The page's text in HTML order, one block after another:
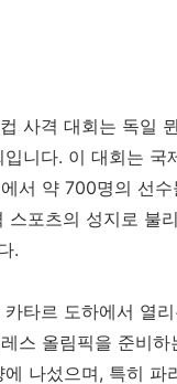
사격 대회는 독일
니다. 이 대회는
서 약 700명의 선
스포츠의 성지로 불
.
타르 도하에서 열
스 올림픽을 준비
나섰으며, 특히